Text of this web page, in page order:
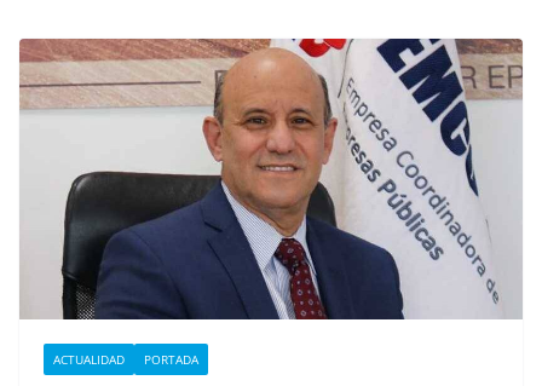
ACTUALIDAD PORTADA